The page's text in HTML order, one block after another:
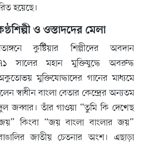
হয়েছে।
ও ওস্তাদদের মেলা
কুষ্টিয়ার শিল্পীদের অবদান
সালের মহান মুক্তিযুদ্ধে অবরুদ্ধ
মুক্তিযোদ্ধাদের গানের মাধ্যমে
স্বাধীন বাংলা বেতার কেন্দ্রের অন্যতম
জব্বার। তাঁর গাওয়া “তুমি কি দেখেছ
কিংবা “জয় বাংলা বাংলার জয়”
জাতীয় চেতনার অংশ। এছাড়া